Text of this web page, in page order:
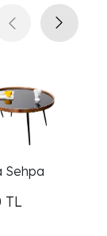
Sehpa
TL